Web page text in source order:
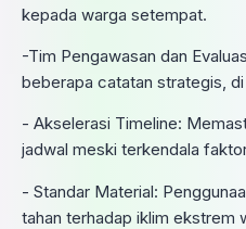
kepada warga setempat.
​-Tim Pengawasan dan
beberapa catatan strategis, di
​- Akselerasi Timeline:
jadwal meski terkendala
​- Standar Material:
tahan terhadap iklim ekstrem